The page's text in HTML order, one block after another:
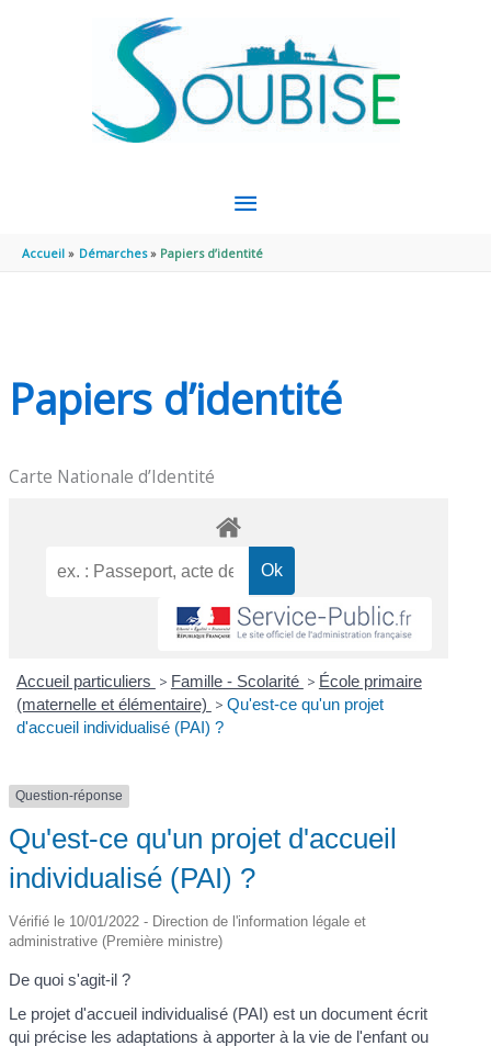
MENU
PRINCIPAL
Accueil Démarches Papiers d’identité
Papiers d’identité
Carte Nationale d’Identité
Accueil particuliers > Famille - Scolarité > École primaire
(maternelle et élémentaire) > Qu'est-ce qu'un projet
d'accueil individualisé (PAI) ?
Question-réponse
Qu'est-ce qu'un projet d'accueil
individualisé (PAI) ?
Vérifié le 10/01/2022 - Direction de l'information légale et
administrative (Première ministre)
De quoi s'agit-il ?
Le projet d'accueil individualisé (PAI) est un document écrit
qui précise les adaptations à apporter à la vie de l'enfant ou